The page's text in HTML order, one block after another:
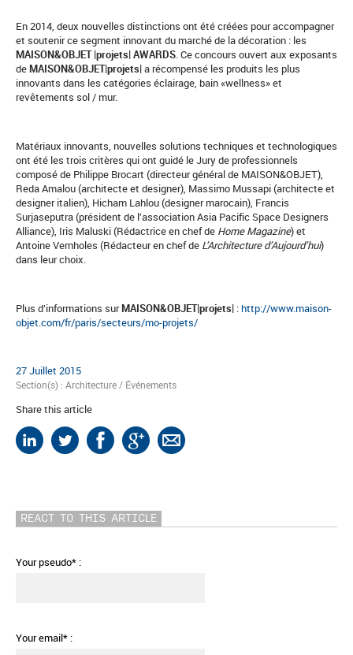
En 2014, deux nouvelles distinctions ont été créées pour accompagner
et soutenir ce segment innovant du marché de la décoration : les
MAISON&OBJET |projets| AWARDS. Ce concours ouvert aux exposants
deMAISON&OBJET|projets|a récompensé les produits les plus
innovants dans les catégories éclairage, bain «wellness» et
revêtements sol / mur.
Matériaux innovants, nouvelles solutions techniques et technologiques
ont été les trois critères qui ont guidé le Jury de professionnels
composé de Philippe Brocart (directeur général de MAISON&OBJET),
Reda Amalou (architecte et designer), Massimo Mussapi (architecte et
designer italien), Hicham Lahlou (designer marocain), Francis
Surjaseputra (président de l’association Asia Pacific Space Designers
Alliance), Iris Maluski (Rédactrice en chef de Home Magazine) et
Antoine Vernholes (Rédacteur en chef de L’Architecture d’Aujourd’hui)
dans leur choix.
Plus d’informations surMAISON&OBJET|projets| :http://www.maison-
objet.com/fr/paris/secteurs/mo-projets/
27 Juillet 2015
Section(s) : Architecture / Événements
Share this article
REACT TO THIS ARTICLE
Your pseudo* :
Your email* :